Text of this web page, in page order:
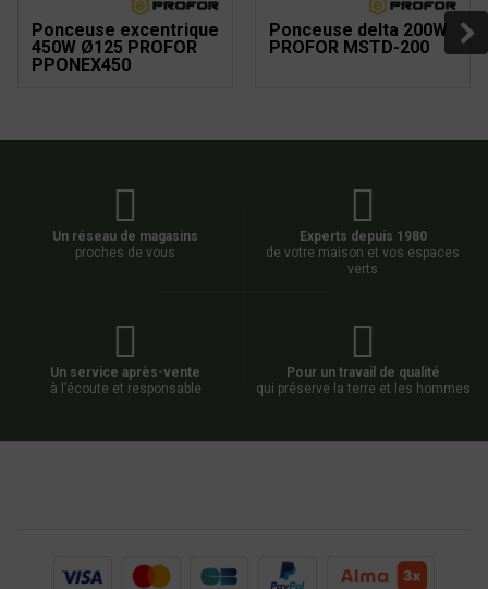
Ponceuse excentrique
450W Ø125 PROFOR
PPONEX450
Ponceuse delta 200W
PROFOR MSTD-200
Un réseau de magasins
proches de vous
Experts depuis 1980
de votre maison et vos espaces
verts
Un service après-vente
à l’écoute et responsable
Pour un travail de qualité
qui préserve la terre et les hommes